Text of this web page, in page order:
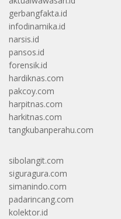
gerbangfakta.id
infodinamika.id
narsis.id
pansos.id
forensik.id
hardiknas.com
pakcoy.com
harpitnas.com
harkitnas.com
tangkubanperahu.com
sibolangit.com
siguragura.com
simanindo.com
padarincang.com
kolektor.id